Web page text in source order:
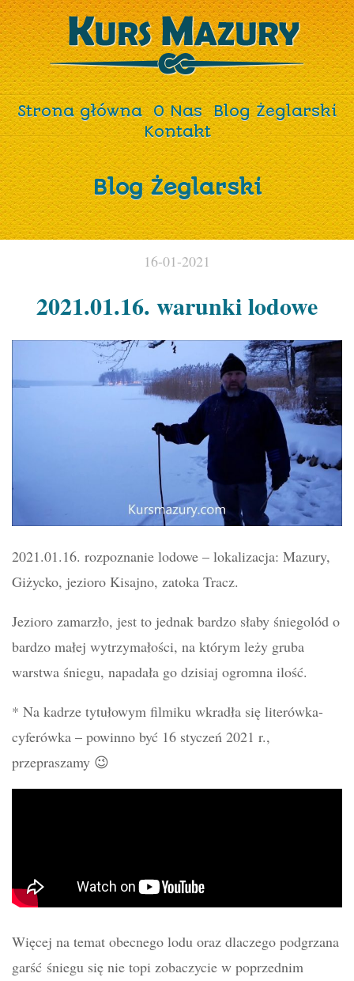
Strona główna O Nas
Blog Żeglarski
Kontakt
Blog Żeglarski
16-01-2021
2021.01.16. warunki lodowe
2021.01.16. rozpoznanie lodowe – lokalizacja: Mazury,
Giżycko, jezioro Kisajno, zatoka Tracz.
Jezioro zamarzło, jest to jednak bardzo słaby śniegolód o
bardzo małej wytrzymałości, na którym leży gruba
warstwa śniegu, napadała go dzisiaj ogromna ilość.
* Na kadrze tytułowym filmiku wkradła się literówka-
cyferówka – powinno być 16 styczeń 2021 r.,
przepraszamy 😉
Więcej na temat obecnego lodu oraz dlaczego podgrzana
garść śniegu się nie topi zobaczycie w poprzednim